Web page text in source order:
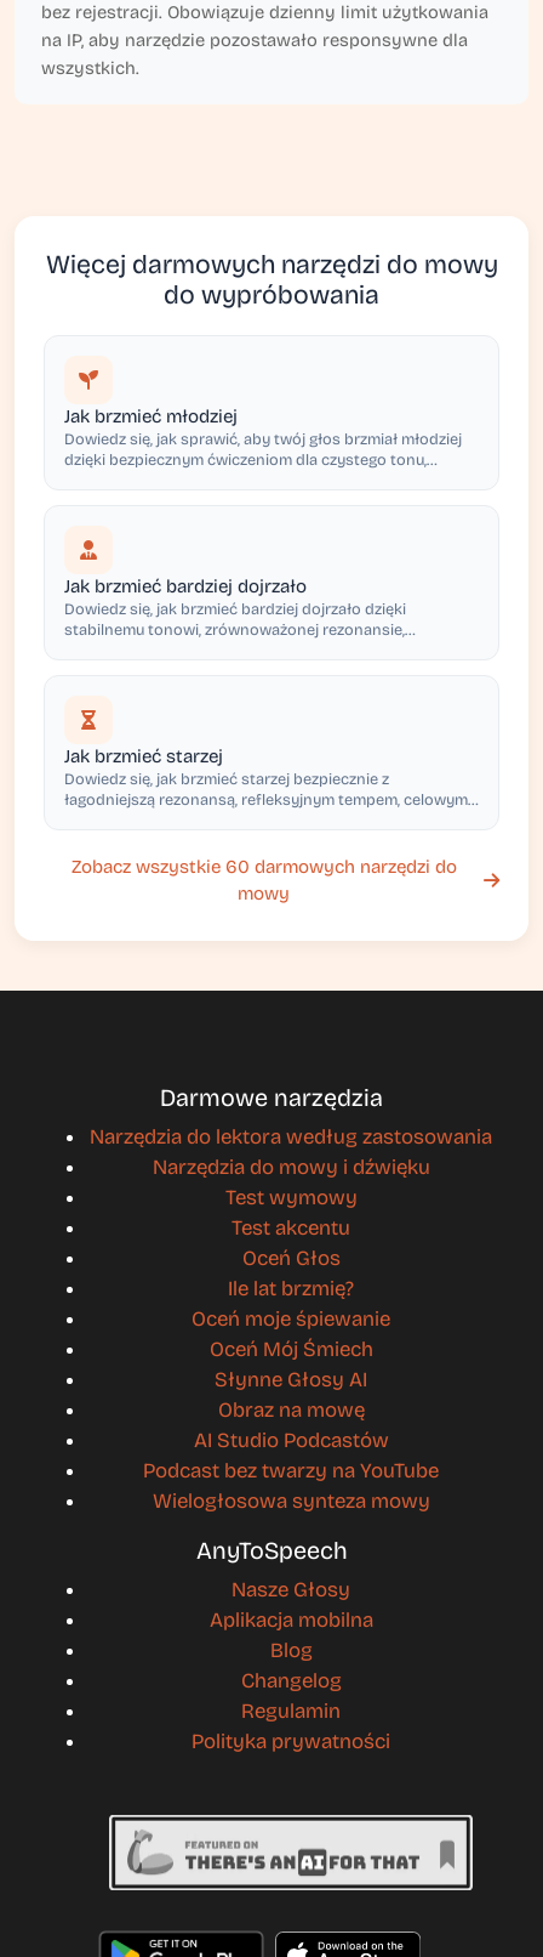
bez rejestracji. Obowiązuje dzienny limit użytkowania
na IP, aby narzędzie pozostawało responsywne dla
wszystkich.
Więcej darmowych narzędzi do mowy
do wypróbowania
Jak brzmieć młodziej
Dowiedz się, jak sprawić, aby twój głos brzmiał młodziej
dzięki bezpiecznym ćwiczeniom dla czystego tonu,
Jak brzmieć bardziej dojrzało
Dowiedz się, jak brzmieć bardziej dojrzało dzięki
stabilnemu tonowi, zrównoważonej rezonansie,
Jak brzmieć starzej
Dowiedz się, jak brzmieć starzej bezpiecznie z
łagodniejszą rezonansą, refleksyjnym tempem, celowymi
Zobacz wszystkie 60 darmowych narzędzi do
mowy
Darmowe narzędzia
Narzędzia do lektora według zastosowania
Narzędzia do mowy i dźwięku
Test wymowy
Test akcentu
Oceń Głos
Ile lat brzmię?
Oceń moje śpiewanie
Oceń Mój Śmiech
Słynne Głosy AI
Obraz na mowę
AI Studio Podcastów
Podcast bez twarzy na YouTube
Wielogłosowa synteza mowy
AnyToSpeech
Nasze Głosy
Aplikacja mobilna
Blog
Changelog
Regulamin
Polityka prywatności